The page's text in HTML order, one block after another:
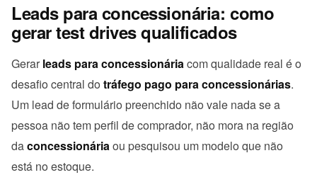
Leads para concessionária: como
gerar test drives qualificados
Gerar leads para concessionáriacom qualidade real é o
desafio central do tráfego pago para concessionárias.
Um lead de formulário preenchido não vale nada se a
pessoa não tem perfil de comprador, não mora na região
daconcessionáriaou pesquisou um modelo que não
está no estoque.